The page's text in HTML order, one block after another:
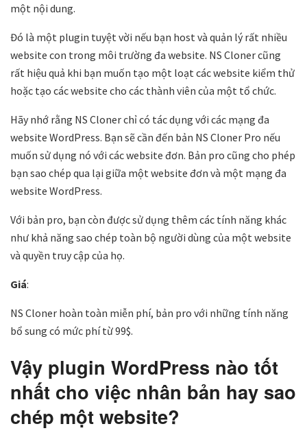
một nội dung.
Đó là một plugin tuyệt vời nếu bạn host và quản lý rất nhiều
website con trong môi trường đa website. NS Cloner cũng
rất hiệu quả khi bạn muốn tạo một loạt các website kiểm thử
hoặc tạo các website cho các thành viên của một tổ chức.
Hãy nhớ rằng NS Cloner chỉ có tác dụng với các mạng đa
website WordPress. Bạn sẽ cần đến bản NS Cloner Pro nếu
muốn sử dụng nó với các website đơn. Bản pro cũng cho phép
bạn sao chép qua lại giữa một website đơn và một mạng đa
website WordPress.
Với bản pro, bạn còn được sử dụng thêm các tính năng khác
như khả năng sao chép toàn bộ người dùng của một website
và quyền truy cập của họ.
Giá:
NS Cloner hoàn toàn miễn phí, bản pro với những tính năng
bổ sung có mức phí từ 99$.
Vậy plugin WordPress nào tốt
nhất cho việc nhân bản hay sao
chép một website?